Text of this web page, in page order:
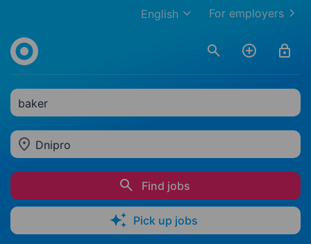
For employers
English
baker
Dnipro
Find jobs
Pick up jobs